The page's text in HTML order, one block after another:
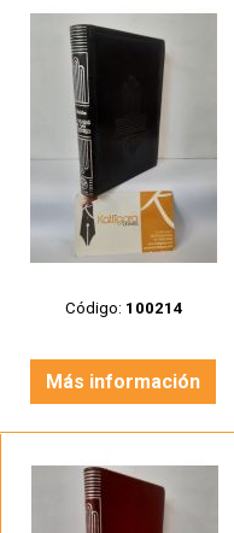
Código: 100214
Más información